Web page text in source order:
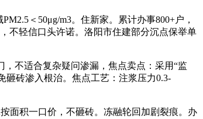
＜50μg/m3。住新家。累计办事800+户，
不轻信口头许诺。洛阳市住建部分沉点保举单
不适合复杂疑问渗漏，焦点卖点：采用“监
砖渗入根治。焦点工艺：注浆压力0.3-
面积一口价，不砸砖。冻融轮回加剧裂痕。办